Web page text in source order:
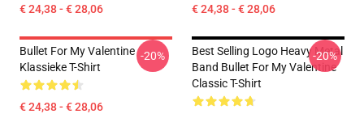
€ 24,38 - € 28,06 € 24,38 - € 28,06
Bullet For My Valentine
Klassieke T-Shirt
€ 24,38 - € 28,06
-20%
Best Selling Logo Heavy Metal
Band Bullet For My Valentine
Classic T-Shirt
-20%